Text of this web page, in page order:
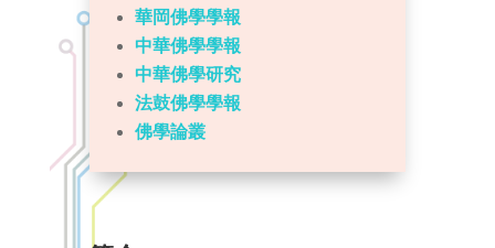
華岡佛學學報
中華佛學學報
中華佛學研究
法鼓佛學學報
佛學論叢